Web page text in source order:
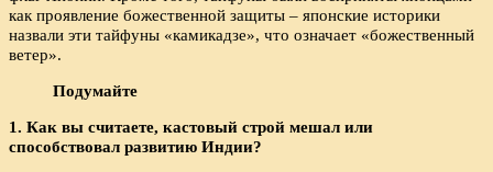
как проявление божественной защиты – японские историки
назвали эти тайфуны «камикадзе», что означает «божественный
ветер».
Подумайте
1. Как вы считаете, кастовый строй мешал или
способствовал развитию Индии?